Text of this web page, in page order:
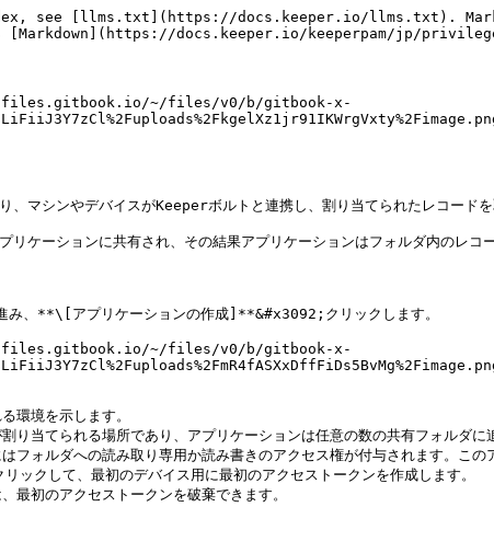
see [llms.txt](https://docs.keeper.io/llms.txt).
docs.keeper.io/keeperpam/jp/
files.gitbook.io/~/files/v0/b/gitbook-x-
、マシンやデバイスがKeeperボルトと連携し、割り当てられたレコード
リケーションに共有され、その結果アプリケーションはフォルダ内のレコ
み、**\[アプリケーションの作成]**&#x3092;クリックします。
files.gitbook.io/~/files/v0/b/gitbook-x-
環境を示します。
当てられる場所であり、アプリケーションは任意の数の共有フォルダに
ォルダへの読み取り専用か読み書きのアクセス権が付与されます。この
して、最初のデバイス用に最初のアクセストークンを作成します。
初のアクセストークンを破棄できます。